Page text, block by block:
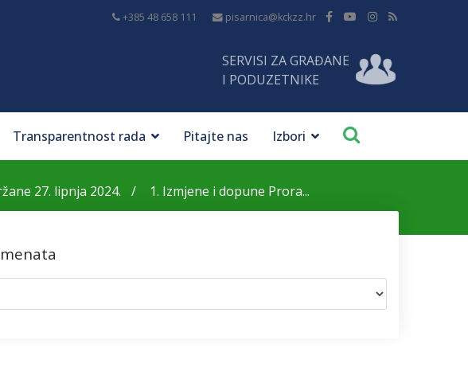
+385 48 658 111 pisarnica@kckzz.hr
SERVISI ZA GRAĐANE
I PODUZETNIKE
Transparentnost rada Pitajte nas Izbori
27. lipnja 2024. 1. Izmjene i dopune Prora...